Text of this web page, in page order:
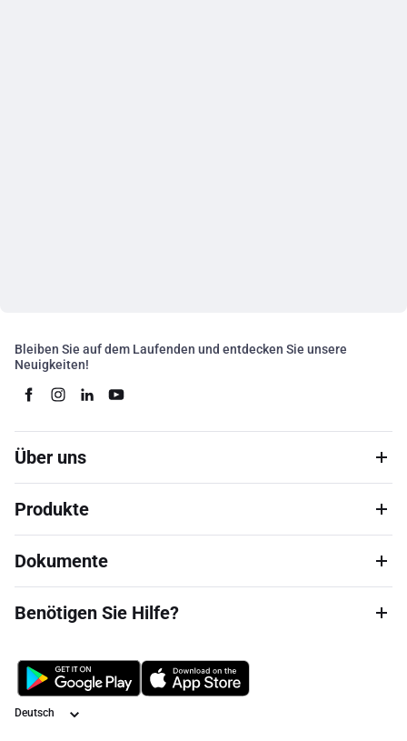
Bleiben Sie auf dem Laufenden und entdecken Sie unsere
Neuigkeiten!
Über uns
Produkte
Dokumente
Benötigen Sie Hilfe?
Sprache